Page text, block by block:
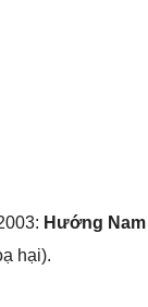
Hướng Nam
hại).